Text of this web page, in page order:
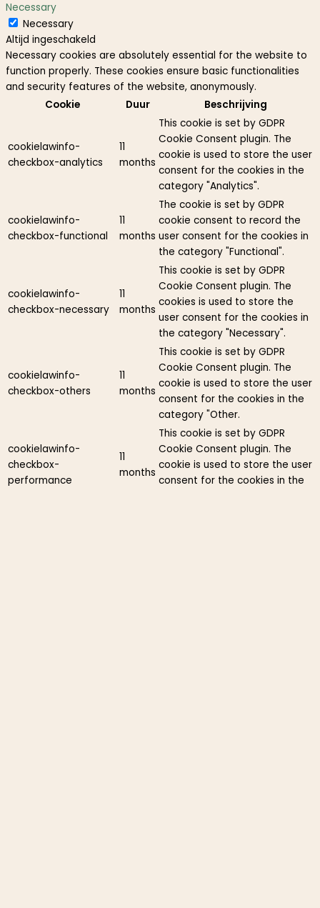
Necessary
Necessary
Altijd ingeschakeld
Necessary cookies are absolutely essential for the website to
function properly. These cookies ensure basic functionalities
and security features of the website, anonymously.
Cookie
Duur Beschrijving
cookielawinfo-
checkbox-analytics
11
months
This cookie is set by GDPR
Cookie Consent plugin. The
cookie is used to store the user
consent for the cookies in the
category "Analytics".
cookielawinfo-
checkbox-functional
11
months
The cookie is set by GDPR
cookie consent to record the
user consent for the cookies in
the category "Functional".
cookielawinfo-
checkbox-necessary
11
months
This cookie is set by GDPR
Cookie Consent plugin. The
cookies is used to store the
user consent for the cookies in
the category "Necessary".
cookielawinfo-
checkbox-others
11
months
This cookie is set by GDPR
Cookie Consent plugin. The
cookie is used to store the user
consent for the cookies in the
category "Other.
cookielawinfo-
checkbox-
performance
11
months
This cookie is set by GDPR
Cookie Consent plugin. The
cookie is used to store the user
consent for the cookies in the